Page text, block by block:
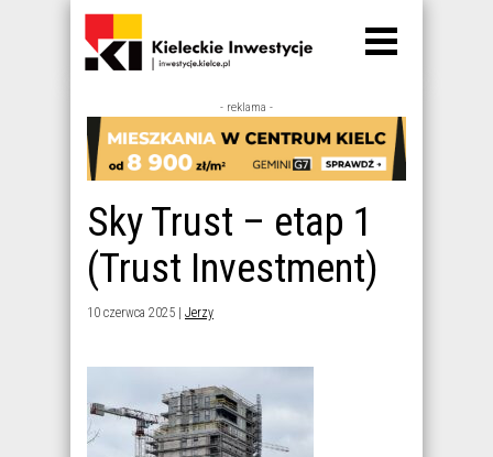
- reklama -
Sky Trust – etap 1
(Trust Investment)
10 czerwca 2025 | Jerzy